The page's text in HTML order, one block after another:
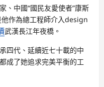
、中國“國民友愛使者”康斯
作為總工程師介入design
武漢長江年夜橋。
四代、延續近七十載的中
成了她追求完美平衡的工